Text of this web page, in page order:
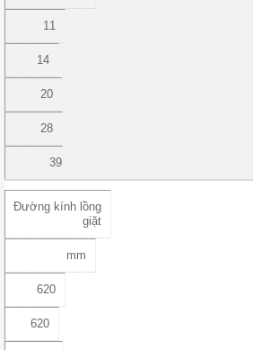
11
14
20
28
39
Đường kính lồng
giặt
mm
620
620